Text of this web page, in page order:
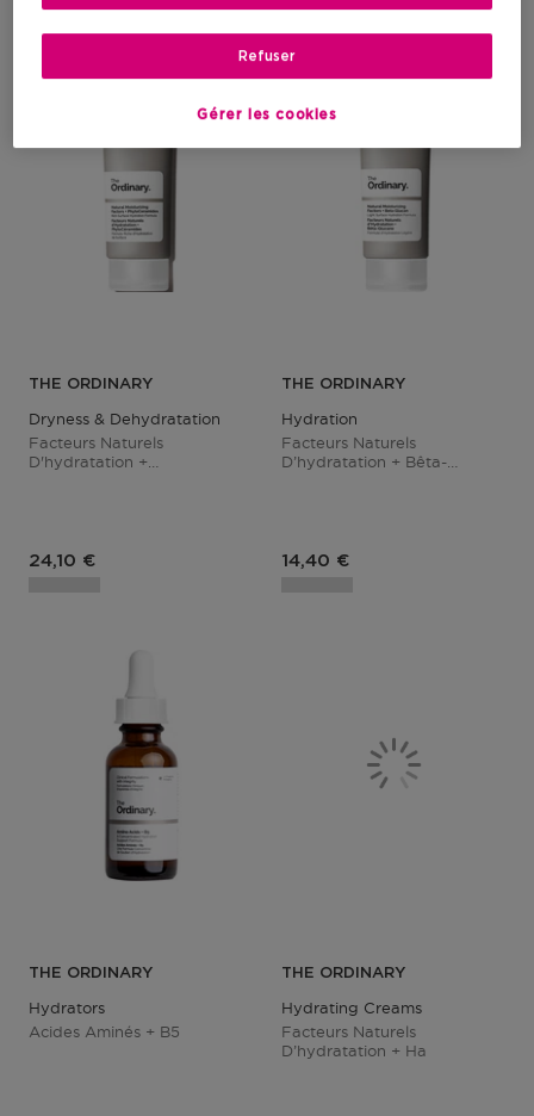
THE ORDINARY
Dryness & Dehydratation
Facteurs Naturels
D'hydratation +
24,10 €
THE ORDINARY
Hydration
Facteurs Naturels
D’hydratation + Bêta-
14,40 €
THE ORDINARY
Hydrators
Acides Aminés + B5
THE ORDINARY
Hydrating Creams
Facteurs Naturels
D’hydratation + Ha
Gérer les cookies
Refuser